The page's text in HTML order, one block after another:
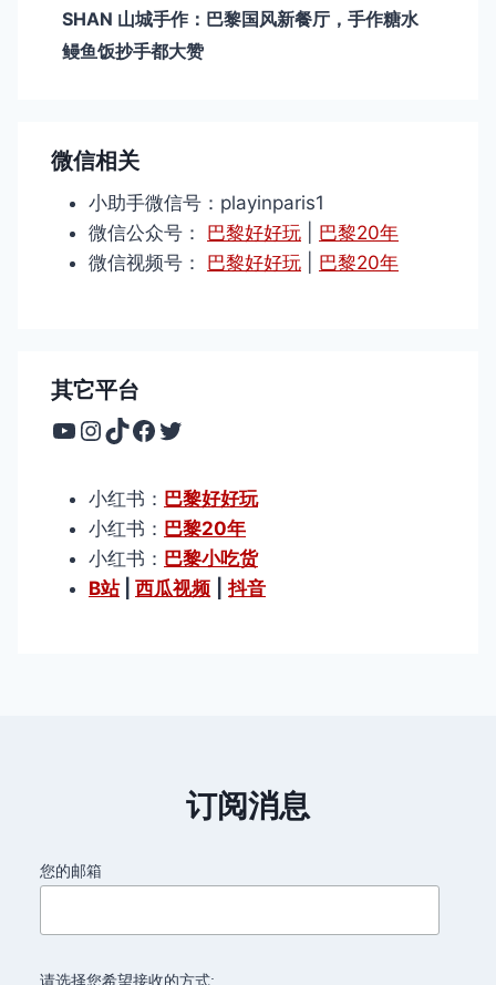
SHAN 山城手作：巴黎国风新餐厅，手作糖水
鳗鱼饭抄手都大赞
微信相关
小助手微信号：playinparis1
微信公众号： 巴黎好好玩
巴黎20年
微信视频号： 巴黎好好玩 巴黎20年
其它平台
YouTube
Instagram
TikTok
Facebook
Twitter
小红书： 巴黎好好玩
小红书： 巴黎20年
小红书： 巴黎小吃货
B站| 西瓜视频 抖音
订阅消息
您的邮箱
请选择您希望接收的方式: